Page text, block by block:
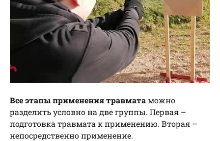
Все этапы применения травматаможно
разделить условно на две группы. Первая –
подготовка травмата к применению. Вторая –
непосредственно применение.